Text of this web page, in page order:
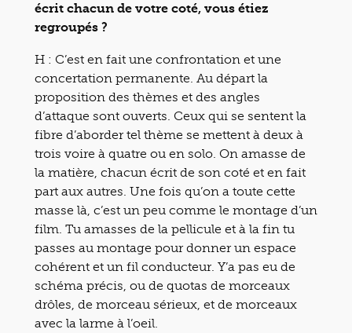
écrit chacun de votre coté, vous étiez
regroupés ?
H : C’est en fait une confrontation et une
concertation permanente. Au départ la
proposition des thèmes et des angles
d’attaque sont ouverts. Ceux qui se sentent la
fibre d’aborder tel thème se mettent à deux à
trois voire à quatre ou en solo. On amasse de
la matière, chacun écrit de son coté et en fait
part aux autres. Une fois qu’on a toute cette
masse là, c’est un peu comme le montage d’un
film. Tu amasses de la pellicule et à la fin tu
passes au montage pour donner un espace
cohérent et un fil conducteur. Y’a pas eu de
schéma précis, ou de quotas de morceaux
drôles, de morceau sérieux, et de morceaux
avec la larme à l’oeil.